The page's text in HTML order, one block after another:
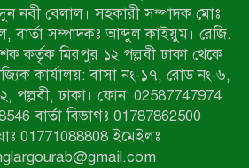
ভিত্তিতে তালিকা প্রকাশ;
আ.লীগ ট্যাগে প্রচারণা
প্রকাশের জেরে সাংবাদিককে দেখে
হুমকি দিলেন দোড়া মাদরাসার
দেওয়া সভাপতি
বিজিবির অভিযানে ৪০ হাজার
যুবক আটক
নবী বেলাল। সহকারী সম্পাদক মোঃ
সম্পাদকঃ আব্দুল কাইয়ুম। রেজি.
কর্তৃক মিরপুর ১২ পল্লবী ঢাকা থেকে
কার্যালয়: বাসা নং-১৭, রোড নং-৬,
পল্লবী, ঢাকা। ফোন: 02587747974
বার্তা বিভাগঃ 01787862500
01771088808 ইমেইলঃ